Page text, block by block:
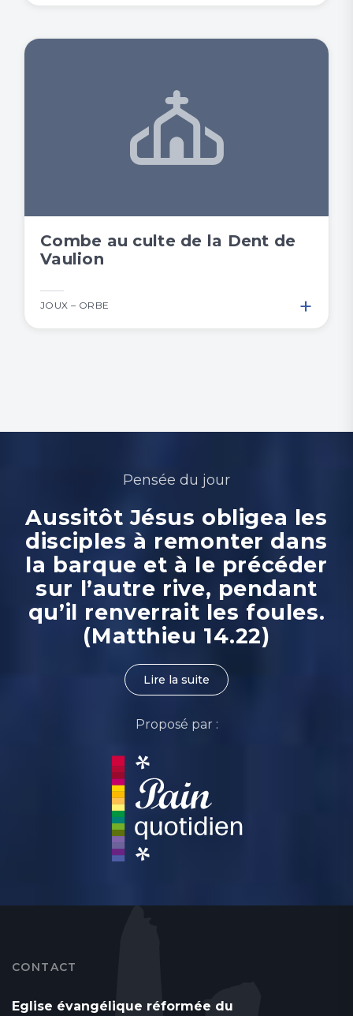
Combe au culte de la Dent de
Vaulion
JOUX – ORBE +
Pensée du jour
Aussitôt Jésus obligea les
disciples à remonter dans
la barque et à le précéder
sur l’autre rive, pendant
qu’il renverrait les foules.
(Matthieu 14.22)
Lire la suite
Proposé par :
CONTACT
Eglise évangélique réformée du